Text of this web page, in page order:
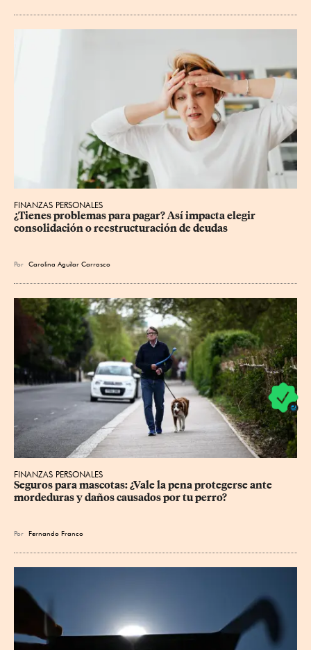
FINANZAS PERSONALES
¿Tienes problemas para pagar? Así impacta elegir
consolidación o reestructuración de deudas
Por Carolina Aguilar Carrasco
FINANZAS PERSONALES
Seguros para mascotas: ¿Vale la pena protegerse ante
mordeduras y daños causados por tu perro?
Por Fernando Franco